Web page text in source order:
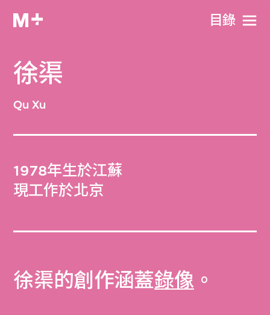
目​錄
徐渠
Qu Xu
1978年生於江蘇
現工作於北京
徐渠的創作涵蓋錄像 。